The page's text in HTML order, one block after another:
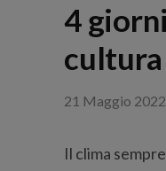
4
21 Maggio 2022
Il clima